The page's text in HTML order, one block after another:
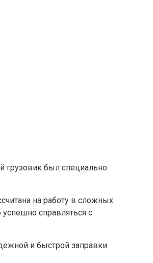
грузовик был специально
на работу в сложных
справляться с
и быстрой заправки